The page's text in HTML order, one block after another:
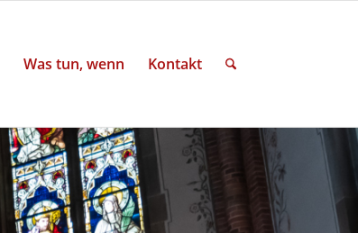
Was tun, wenn Kontakt